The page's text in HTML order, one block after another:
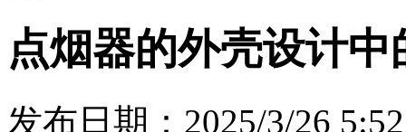
点烟器的外壳设计
发布日期：2025/3/26